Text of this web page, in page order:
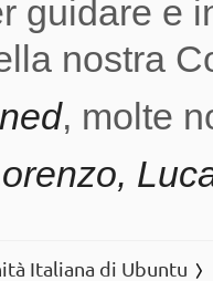
guidare e
nostra
, molte
Italiana di Ubuntu